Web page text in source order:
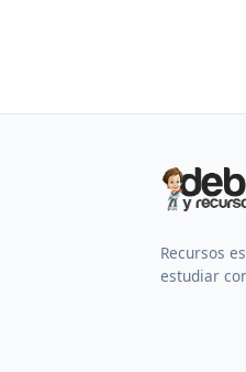
Recursos
estudiar